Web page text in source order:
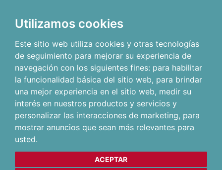
Utilizamos cookies
Este sitio web utiliza cookies y otras tecnologías
de seguimiento para mejorar su experiencia de
navegación con los siguientes fines: para habilitar
la funcionalidad básica del sitio web, para brindar
una mejor experiencia en el sitio web, medir su
interés en nuestros productos y servicios y
personalizar las interacciones de marketing, para
mostrar anuncios que sean más relevantes para
usted.
ACEPTAR